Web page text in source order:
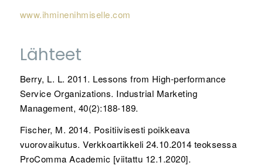
www.ihminenihmiselle.com
Lähteet
Berry, L. L. 2011. Lessons from High-performance
Service Organizations. Industrial Marketing
Management, 40(2):188-189.
Fischer, M. 2014. Positiivisesti poikkeava
vuorovaikutus. Verkkoartikkeli 24.10.2014 teoksessa
ProComma Academic [viitattu 12.1.2020].